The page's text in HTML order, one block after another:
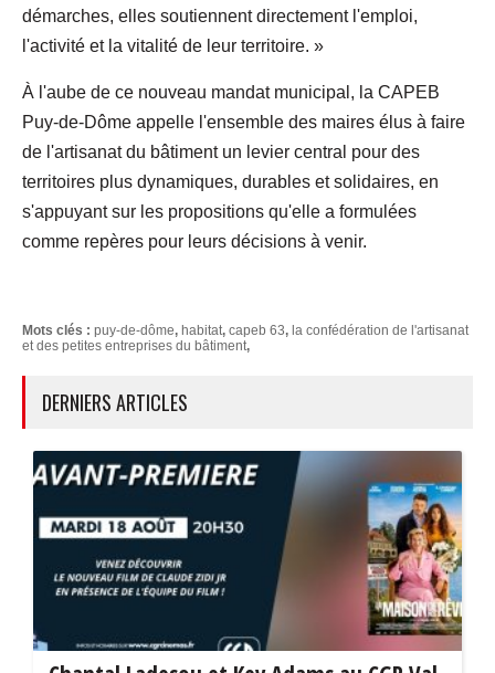
démarches, elles soutiennent directement l'emploi,
l'activité et la vitalité de leur territoire. »
À l'aube de ce nouveau mandat municipal, la CAPEB
Puy-de-Dôme appelle l'ensemble des maires élus à faire
de l'artisanat du bâtiment un levier central pour des
territoires plus dynamiques, durables et solidaires, en
s'appuyant sur les propositions qu'elle a formulées
comme repères pour leurs décisions à venir.
Mots clés : puy-de-dôme, habitat, capeb 63, la confédération de l'artisanat
et des petites entreprises du bâtiment,
DERNIERS ARTICLES